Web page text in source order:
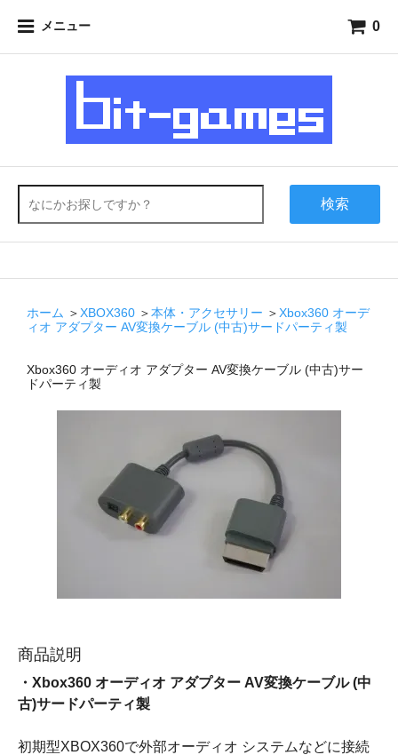
メニュー 0
検索
ホーム ＞XBOX360 ＞本体・アクセサリー ＞Xbox360 オーデ
ィオ アダプター AV変換ケーブル (中古)サードパーティ製
Xbox360 オーディオ アダプター AV変換ケーブル (中古)サー
ドパーティ製
商品説明
・Xbox360 オーディオ アダプター AV変換ケーブル (中
古)サードパーティ製
初期型XBOX360で外部オーディオ システムなどに接続